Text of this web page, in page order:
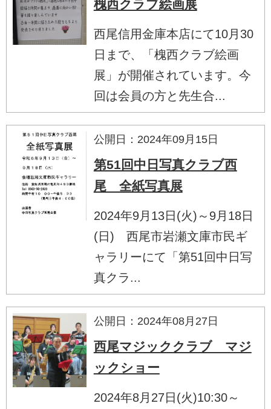
槐西クラブ絵画展
西尾信用金庫本店にて10月30
日まで、「槐西クラブ絵画
展」が開催されています。今
回は会員の方と先生合...
公開日：2024年09月15日
第51回中日写真クラブ西
尾 全紙写真展
2024年9月13日(火)～9月18日
(日) 西尾市岩瀬文庫市民ギ
ャラリーにて「第51回中日写
真クラ...
公開日：2024年08月27日
西尾マジッククラブ マジ
ックショー
2024年8月27日(火)10:30～